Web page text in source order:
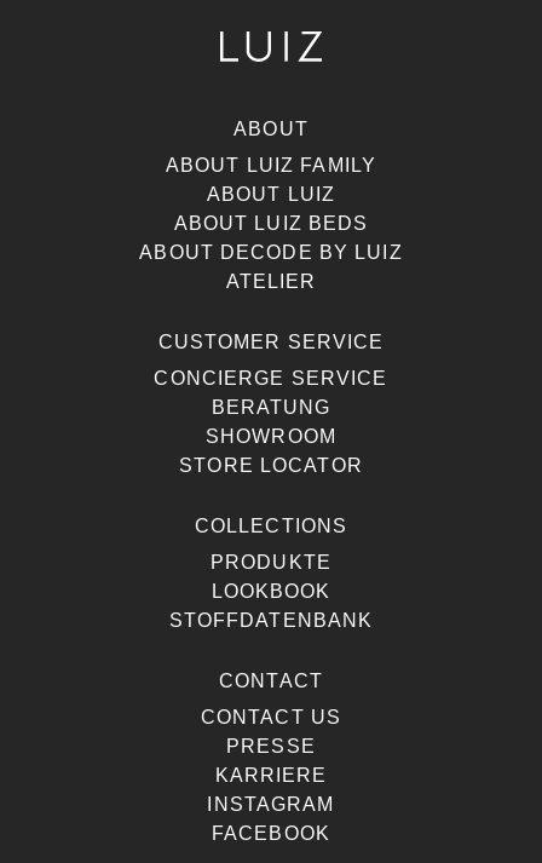
ABOUT
ABOUT LUIZ FAMILY
ABOUT LUIZ
ABOUT LUIZ BEDS
ABOUT DECODE BY LUIZ
ATELIER
CUSTOMER SERVICE
CONCIERGE SERVICE
BERATUNG
SHOWROOM
STORE LOCATOR
COLLECTIONS
PRODUKTE
LOOKBOOK
STOFFDATENBANK
CONTACT
CONTACT US
PRESSE
KARRIERE
INSTAGRAM
FACEBOOK